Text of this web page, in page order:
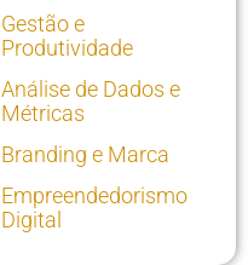
Gestão e
Produtividade
Análise de Dados e
Métricas
Branding e Marca
Empreendedorismo
Digital